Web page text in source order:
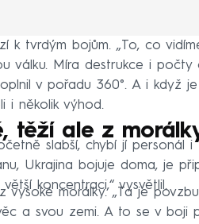
k tvrdým bojům. „To, co
válku. Míra destrukce i počty
v pořadu 360°. A i když
i několik výhod.
těží ale z
slabší, chybí jí personál
Ukrajina bojuje doma, je
koncentraci,“ vysvětlil.
vysoké morálky. „Ta je
a svou zemi. A to se v boji